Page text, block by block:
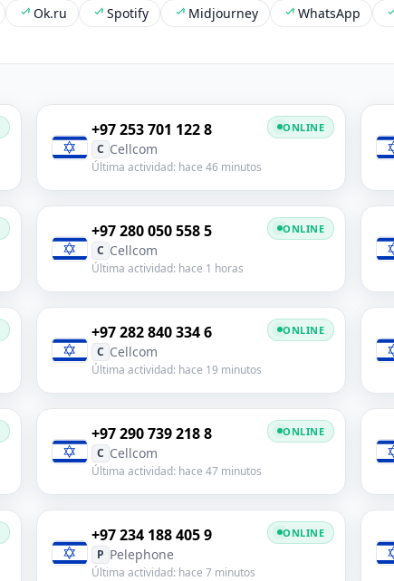
Ok.ru Spotify Midjourney WhatsApp
+97 253 701 122 8
C Cellcom
Última actividad: hace 46 minutos
ONLINE
+97 280 050 558 5
C Cellcom
Última actividad: hace 1 horas
ONLINE
+97 282 840 334 6
C Cellcom
Última actividad: hace 19 minutos
ONLINE
+97 290 739 218 8
C Cellcom
Última actividad: hace 47 minutos
ONLINE
+97 234 188 405 9
P Pelephone
Última actividad: hace 7 minutos
ONLINE